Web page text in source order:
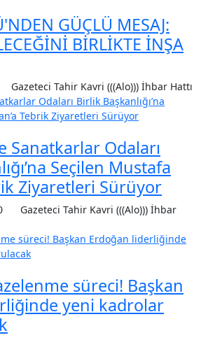
GÜÇLÜ MESAJ:
BİRLİKTE İNŞA
Gazeteci Tahir Kavri (((Alo))) İhbar Hattı
Sanatkarlar Odaları
Seçilen Mustafa
Ziyaretleri Sürüyor
Gazeteci Tahir Kavri (((Alo))) İhbar
süreci! Başkan
yeni kadrolar